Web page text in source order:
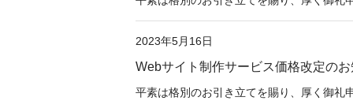
2023年5月16日
Webサイト制作サービス価格改定の
平素は格別のお引き立てを賜り、厚く御